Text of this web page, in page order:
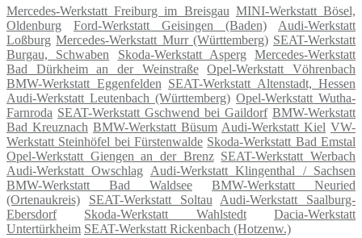
Mercedes-Werkstatt Freiburg im Breisgau MINI-Werkstatt Bösel,
Oldenburg
Ford-Werkstatt Geisingen (Baden)
Audi-Werkstatt
Loßburg Mercedes-Werkstatt Murr (Württemberg) SEAT-Werkstatt
Burgau, Schwaben
Skoda-Werkstatt Asperg
Mercedes-Werkstatt
Bad Dürkheim an der Weinstraße
Opel-Werkstatt Vöhrenbach
BMW-Werkstatt Eggenfelden SEAT-Werkstatt Altenstadt, Hessen
Audi-Werkstatt Leutenbach (Württemberg) Opel-Werkstatt Wutha-
Farnroda SEAT-Werkstatt Gschwend bei Gaildorf BMW-Werkstatt
Bad Kreuznach BMW-Werkstatt Büsum Audi-Werkstatt Kiel VW-
Werkstatt Steinhöfel bei Fürstenwalde Skoda-Werkstatt Bad Emstal
Opel-Werkstatt Giengen an der Brenz SEAT-Werkstatt Werbach
Audi-Werkstatt Owschlag
Audi-Werkstatt Klingenthal / Sachsen
BMW-Werkstatt Bad Waldsee
BMW-Werkstatt Neuried
(Ortenaukreis)
SEAT-Werkstatt Soltau
Audi-Werkstatt Saalburg-
Ebersdorf
Skoda-Werkstatt Wahlstedt
Dacia-Werkstatt
Untertürkheim SEAT-Werkstatt Rickenbach (Hotzenw.)